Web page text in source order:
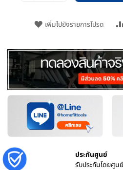
เพิ่มไปยังรายการโปรด
ประกันศูนย์
รับประกันโดยศูน